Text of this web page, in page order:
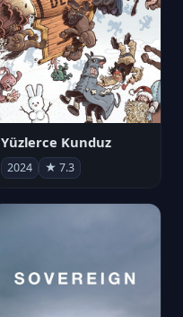
Yüzlerce Kunduz
2024 ★ 7.3